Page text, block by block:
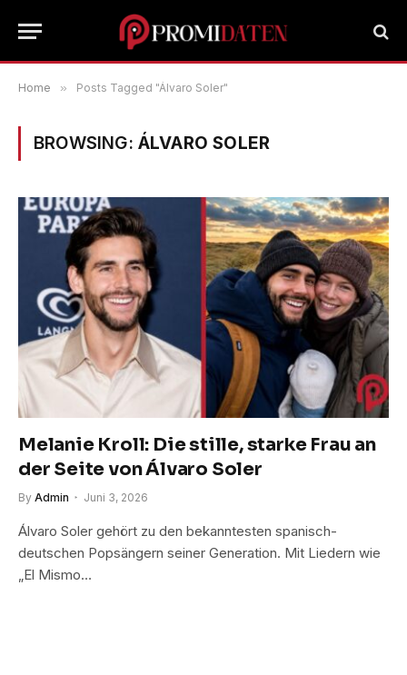
Home » Posts Tagged "Álvaro Soler"
BROWSING: ÁLVARO SOLER
Melanie Kroll: Die stille, starke Frau an
der Seite von Álvaro Soler
By Admin Juni 3, 2026
Álvaro Soler gehört zu den bekanntesten spanisch-
deutschen Popsängern seiner Generation. Mit Liedern wie
„El Mismo…